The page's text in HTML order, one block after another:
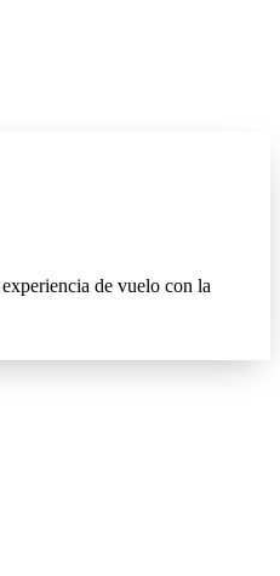
de vuelo con la